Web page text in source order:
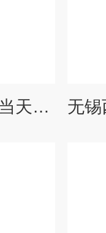
徐州西门子电机抖动当天检测维修